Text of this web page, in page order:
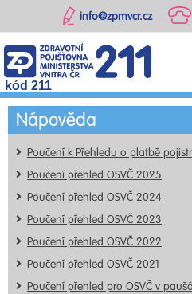
info@zpmvcr.cz
kód 211
Nápověda
Poučení k Přehledu o platbě
Poučení přehled OSVČ 2025
Poučení přehled OSVČ 2024
Poučení přehled OSVČ 2023
Poučení přehled OSVČ 2022
Poučení přehled OSVČ 2021
Poučení přehled pro OSVČ v